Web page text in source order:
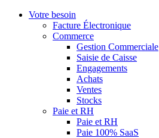
Votre besoin
Facture Électronique
Commerce
Gestion Commerciale
Saisie de Caisse
Engagements
Achats
Ventes
Stocks
Paie et RH
Paie et RH
Paie 100% SaaS